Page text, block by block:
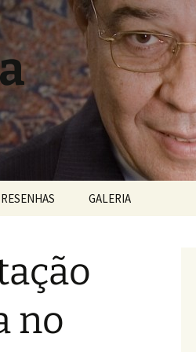
RESENHAS GALERIA
no